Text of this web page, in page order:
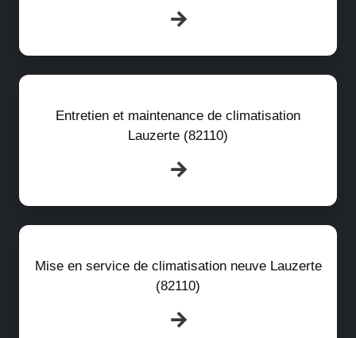
Entretien et maintenance de climatisation
Lauzerte (82110)
Mise en service de climatisation neuve Lauzerte
(82110)